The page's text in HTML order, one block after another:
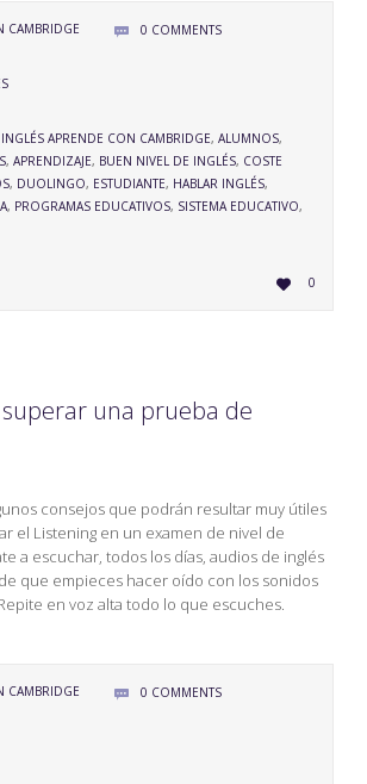
CAMBRIDGE  0 COMMENTS
APRENDE CON CAMBRIDGE, ALUMNOS,
, APRENDIZAJE, BUEN NIVEL DE INGLÉS, COSTE
, DUOLINGO, ESTUDIANTE, HABLAR INGLÉS,
, PROGRAMAS EDUCATIVOS, SISTEMA EDUCATIVO,
 LOVE
IT0
una prueba de
consejos que podrán resultar muy útiles
el Listening en un examen de nivel de
a escuchar, todos los días, audios de inglés
que empieces hacer oído con los sonidos
en voz alta todo lo que escuches.
CAMBRIDGE  0 COMMENTS